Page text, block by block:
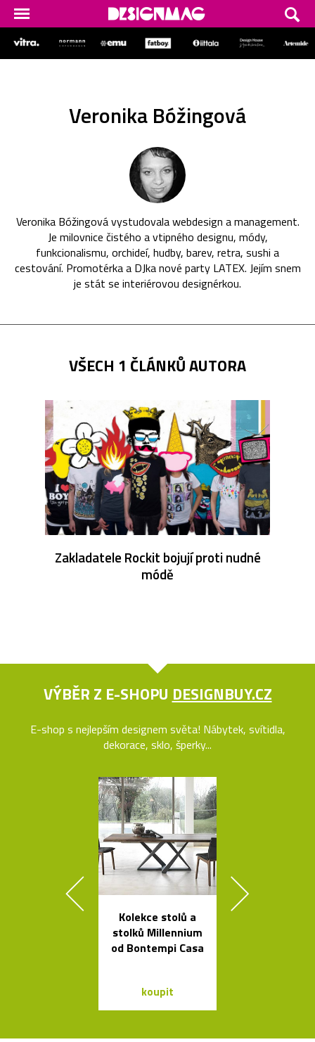
Veronika Bóžingová
Veronika Bóžingová vystudovala webdesign a management.
Je milovnice čistého a vtipného designu, módy,
funkcionalismu, orchideí, hudby, barev, retra, sushi a
cestování. Promotérka a DJka nové party LATEX. Jejím snem
je stát se interiérovou designérkou.
VŠECH 1 ČLÁNKŮ AUTORA
Zakladatele Rockit bojují proti nudné
módě
VÝBĚR Z E-SHOPU DESIGNBUY.CZ
E-shop s nejlepším designem světa! Nábytek, svítidla,
dekorace, sklo, šperky...
Kolekce stolů a
stolků Millennium
od Bontempi Casa
koupit